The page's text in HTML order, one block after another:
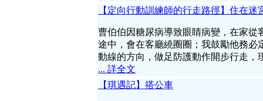
【定向行動訓練師的行走路徑】住在迷
曹伯伯因糖尿病導致眼睛病變，在家
途中，會在客廳繞圈圈；我鼓勵他務
動線的方向，做足防護動作開步行走
... 詳全文
【琪遇記】搭公車